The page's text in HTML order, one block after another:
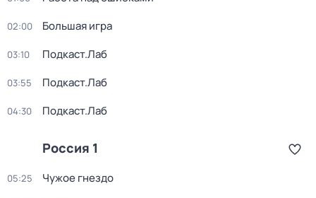
02:00 Большая игра
03:10 Подкаст.Лаб
03:55 Подкаст.Лаб
04:30 Подкаст.Лаб
Россия 1
05:25 Чужое гнездо